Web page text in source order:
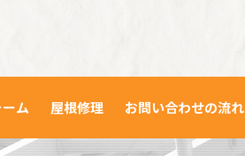
ム 屋根修理 お問い合わせの流れ